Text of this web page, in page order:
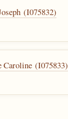
(I075832)
Caroline (I075833)